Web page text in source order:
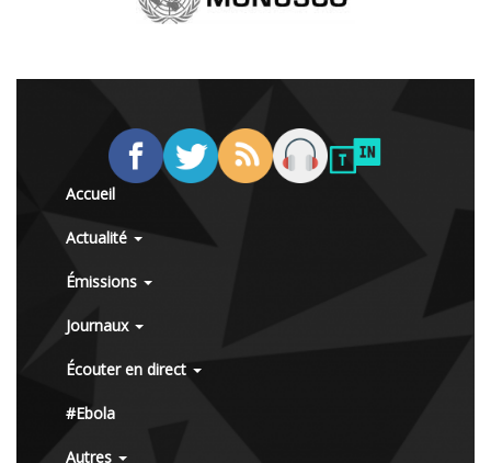
Accueil
Actualité
Émissions
Journaux
Écouter en direct
#Ebola
Autres